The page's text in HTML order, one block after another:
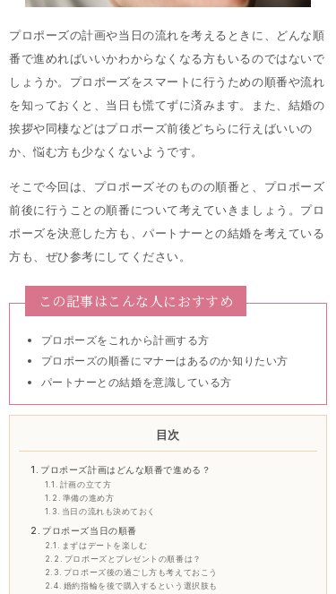
プロポーズの計画や当日の流れを考えるときに、どんな順
番で進めればいいかわからなくなる方もいるのではないで
しょうか。プロポーズをスマートに行うための順番や流れ
を知っておくと、当日も慌てずに済みます。また、結婚の
挨拶や同棲などはプロポーズ前後どちらに行えばいいの
か、悩む方も少なくないようです。
そこで今回は、プロポーズそのものの順番と、プロポーズ
前後に行うことの順番について考えていきましょう。プロ
ポーズを決意した方も、パートナーとの結婚を考えている
方も、ぜひ参考にしてください。
この記事はこんな人におすすめ
プロポーズをこれから計画する方
プロポーズの順番にマナーはあるのか知りたい方
パートナーとの結婚を意識している方
目次
プロポーズ計画はどんな順番で進める？
計画の立て方
準備の進め方
当日の流れも決めておく
プロポーズ当日の順番
まずはデートを楽しむ
プロポーズとプレゼントの順番は？
プロポーズ後の過ごし方も考えておこう
婚約指輪を後で購入するという選択肢も